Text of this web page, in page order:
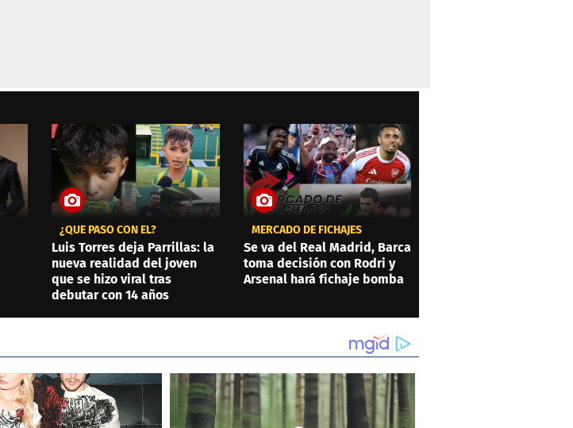
¿QUÉ PASÓ CON ÉL?
Luis Torres deja Parrillas: la
nueva realidad del joven
que se hizo viral tras
debutar con 14 años
MERCADO DE FICHAJES
Se va del Real Madrid, Barca
toma decisión con Rodri y
Arsenal hará fichaje bomba